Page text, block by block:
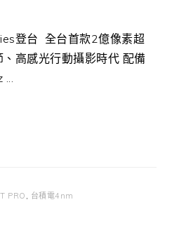
登台 全台首款2億像素超
高感光行動攝影時代 配備
PRO 台積電4nm